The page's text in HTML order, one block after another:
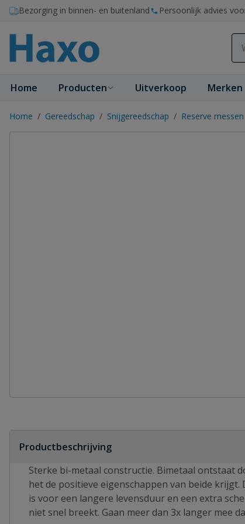
Ga naar de inhoud
Bezorging in binnen- en buitenland Persoonlijk advies
Home Producten Uitverkoop Merken
Home / Gereedschap / Snijgereedschap / Reserve messen
Productbeschrijving
Sterke bi-metaal constructie. Bimetaal ontstaat
het de positieve eigenschappen van beide
is voor een langere levensduur en een extra
niet snel breekt. Gaan meer dan 3x langer mee